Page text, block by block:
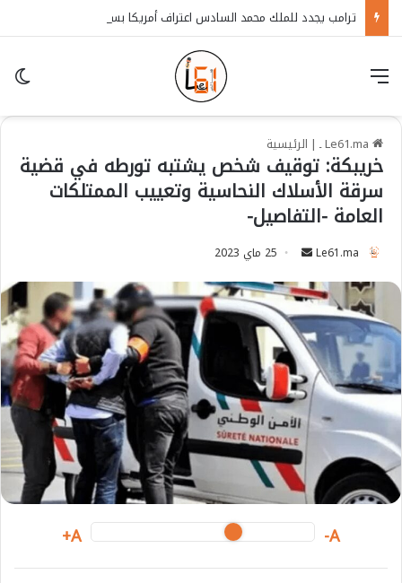
| الرئيسية
خريبكة: توقيف شخص يشتبه تورطه في قضية
سرقة الأسلاك النحاسية وتعييب الممتلكات
العامة -التفاصيل-
Le61.ma
n
d
a
n
e
m
a
i
l
25 ماي 2023
A-
A+